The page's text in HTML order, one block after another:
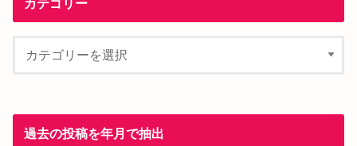
カテゴリー
過去の投稿を年月で抽出